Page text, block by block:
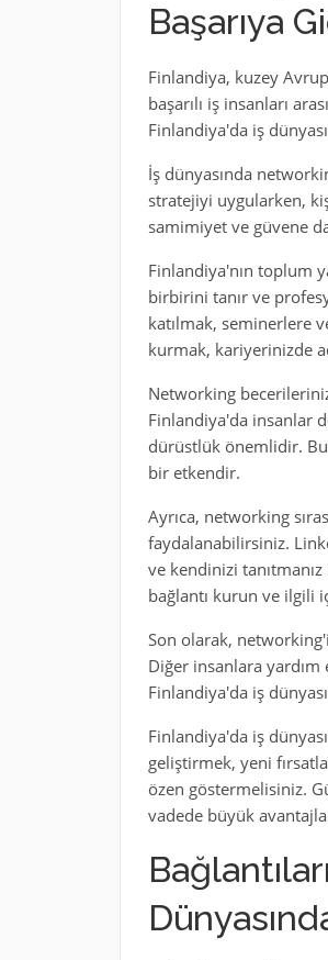
Başarıya
Finlandiya, kuzey
başarılı iş insanları
Finlandiya'da iş
İş dünyasında
stratejiyi uygularken,
samimiyet ve güvene
Finlandiya'nın toplum
birbirini tanır ve
katılmak, seminerlere
kurmak, kariyerinizde
Networking
Finlandiya'da insanlar
dürüstlük önemlidir.
bir etkendir.
Ayrıca, networking
faydalanabilirsiniz.
ve kendinizi
bağlantı kurun ve ilgili
Son olarak,
Diğer insanlara
Finlandiya'da iş
Finlandiya'da iş
geliştirmek, yeni
özen göstermelisiniz.
vadede büyük